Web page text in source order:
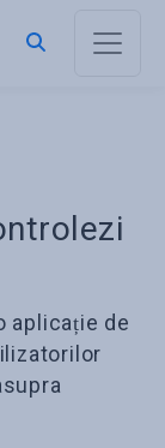
aplicație de